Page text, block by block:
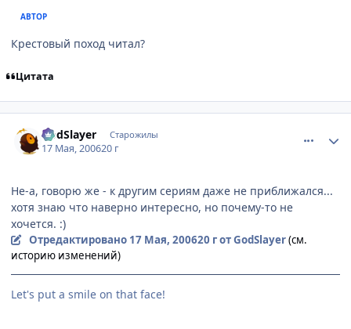
АВТОР
Крестовый поход читал?
Цитата
GodSlayer Старожилы
17 Мая, 200620 г
Не-а, говорю же - к другим сериям даже не приближался...
хотя знаю что наверно интересно, но почему-то не
хочется. :)
Отредактировано 17 Мая, 200620 гот GodSlayer(см.
историю изменений)
Let's put a smile on that face!